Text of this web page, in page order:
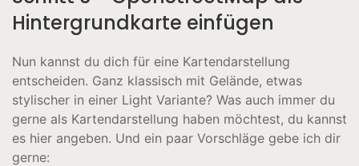
Hintergrundkarte einfügen
Nun kannst du dich für eine Kartendarstellung
entscheiden. Ganz klassisch mit Gelände, etwas
stylischer in einer Light Variante? Was auch immer du
gerne als Kartendarstellung haben möchtest, du kannst
es hier angeben. Und ein paar Vorschläge gebe ich dir
gerne: